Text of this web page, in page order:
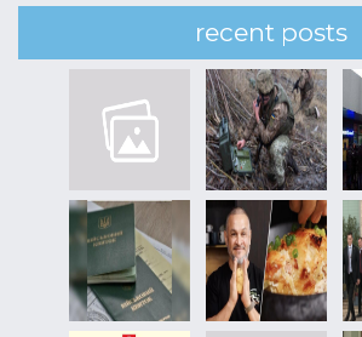
recent posts